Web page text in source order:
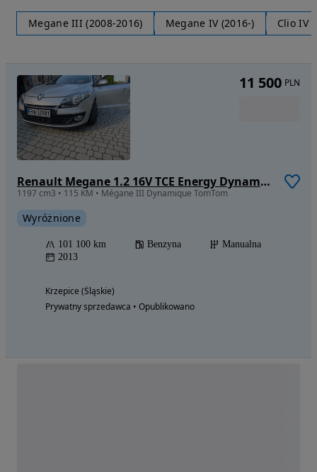
Megane III (2008-2016) Megane IV (2016-) Clio IV
Renault Megane 1.2 16V TCE Energy Dynamique
1197 cm3 • 115 KM • Mégane III Dynamique TomTom
Wyróżnione
101 100 km Benzyna
Manualna
2013
Krzepice (Śląskie)
Prywatny sprzedawca • Opublikowano
11 500 PLN